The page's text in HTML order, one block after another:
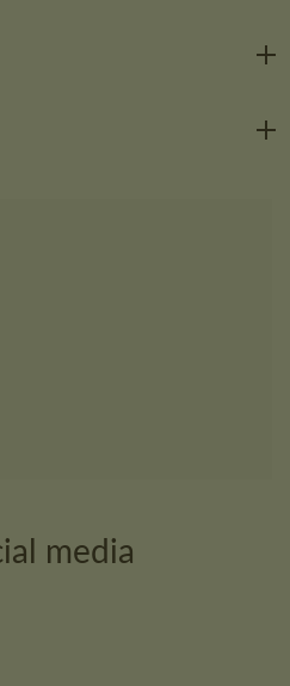
media